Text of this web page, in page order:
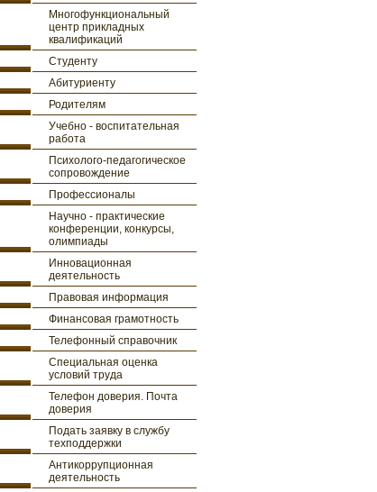
Многофункциональный
центр прикладных
квалификаций
Студенту
Абитуриенту
Родителям
Учебно - воспитательная
работа
Психолого-педагогическое
сопровождение
Профессионалы
Научно - практические
конференции, конкурсы,
олимпиады
Инновационная
деятельность
Правовая информация
Финансовая грамотность
Телефонный справочник
Специальная оценка
условий труда
Телефон доверия. Почта
доверия
Подать заявку в службу
техподдержки
Антикоррупционная
деятельность